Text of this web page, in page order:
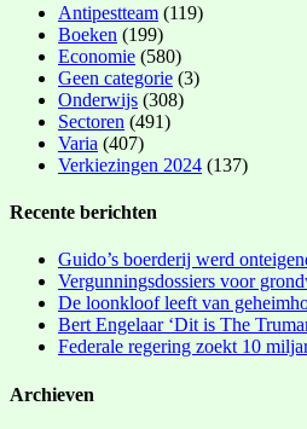
Antipestteam (119)
Boeken (199)
Economie (580)
Geen categorie (3)
Onderwijs (308)
Sectoren (491)
Varia (407)
Verkiezingen 2024 (137)
Recente berichten
Guido’s boerderij werd
Vergunningsdossiers voor
De loonkloof leeft van
Bert Engelaar ‘Dit is The
Federale regering zoekt 10
Archieven